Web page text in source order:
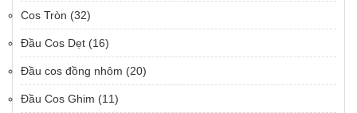
Cos Tròn (32)
Đầu Cos Dẹt (16)
Đầu cos đồng nhôm (20)
Đầu Cos Ghim (11)